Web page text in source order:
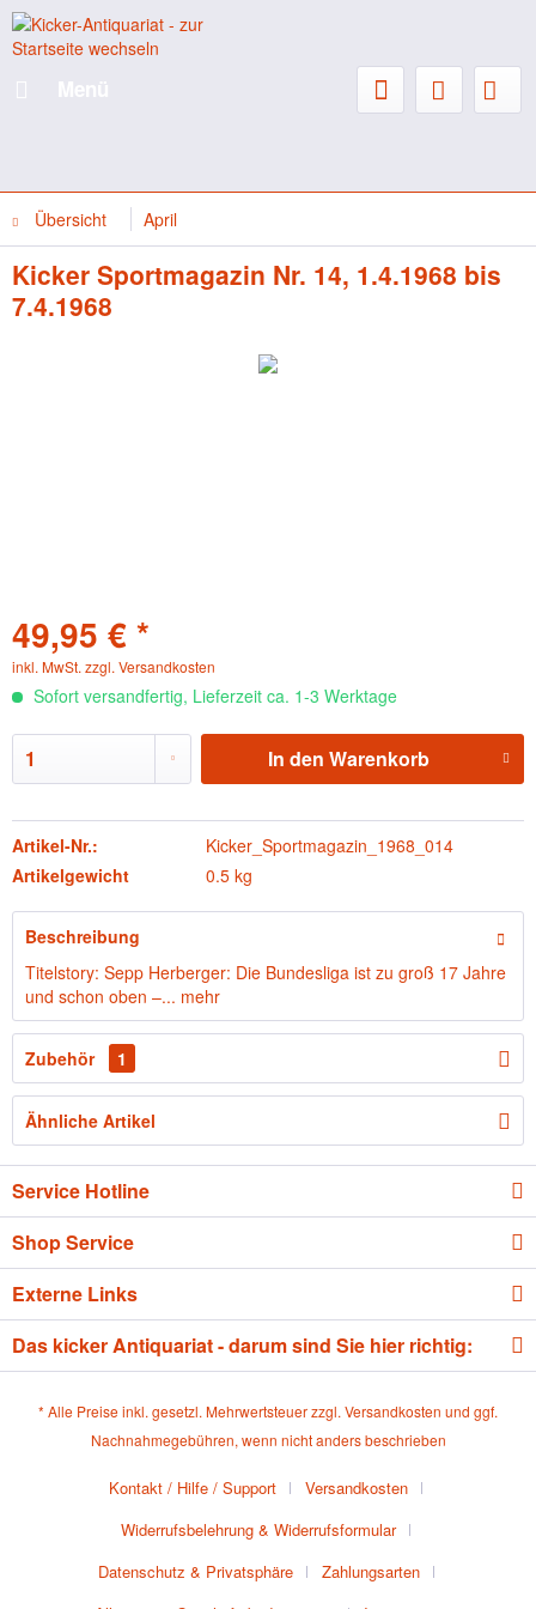
Übersicht April
Kicker Sportmagazin Nr. 14, 1.4.1968 bis
7.4.1968
49,95 € *
inkl. MwSt. zzgl. Versandkosten
Sofort versandfertig, Lieferzeit ca. 1-3 Werktage
In den Warenkorb
Artikel-Nr.:
Kicker_Sportmagazin_1968_014
Artikelgewicht
0.5 kg
Beschreibung
Titelstory: Sepp Herberger: Die Bundesliga ist zu groß 17 Jahre
und schon oben –... mehr
Zubehör 1
Ähnliche Artikel
Service Hotline
Shop Service
Externe Links
Das kicker Antiquariat - darum sind Sie hier richtig:
* Alle Preise inkl. gesetzl. Mehrwertsteuer zzgl. Versandkosten und ggf.
Nachnahmegebühren, wenn nicht anders beschrieben
Kontakt / Hilfe / Support
Versandkosten
Widerrufsbelehrung & Widerrufsformular
Datenschutz & Privatsphäre
Zahlungsarten